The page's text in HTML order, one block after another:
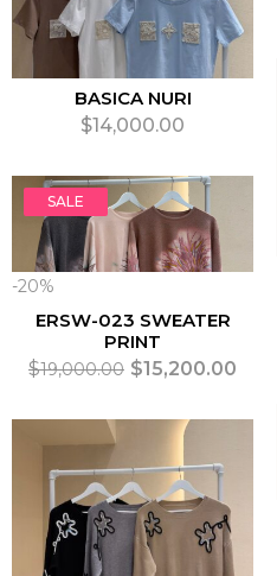
BASICA NURI
$14,000.00
-20%
SALE
ERSW-023 SWEATER
PRINT
$19,000.00 $15,200.00